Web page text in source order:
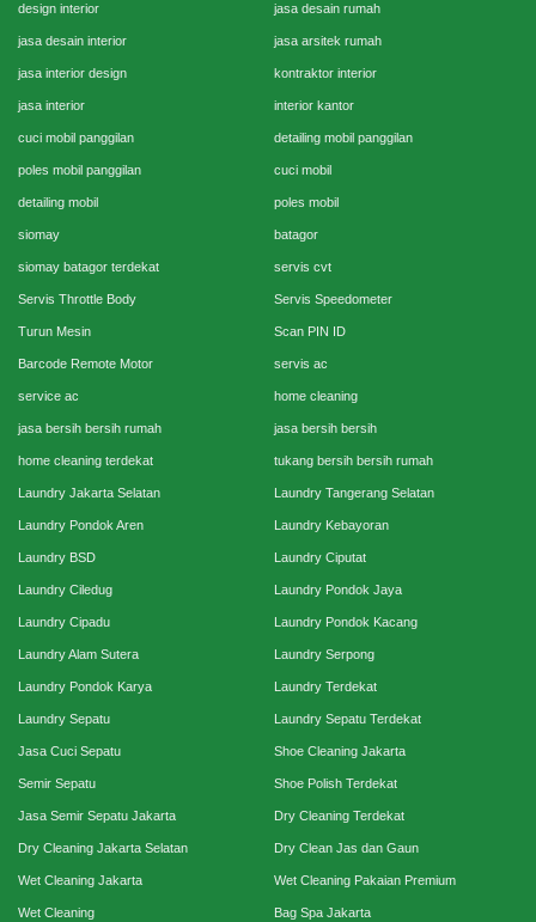
design interior jasa desain rumah
jasa desain interior jasa arsitek rumah
jasa interior design kontraktor interior
jasa interior interior kantor
cuci mobil panggilan detailing mobil panggilan
poles mobil panggilan cuci mobil
detailing mobil poles mobil
siomay batagor
siomay batagor terdekat servis cvt
Servis Throttle Body Servis Speedometer
Turun Mesin Scan PIN ID
Barcode Remote Motor servis ac
service ac home cleaning
jasa bersih bersih rumah jasa bersih bersih
home cleaning terdekat tukang bersih bersih rumah
Laundry Jakarta Selatan Laundry Tangerang Selatan
Laundry Pondok Aren Laundry Kebayoran
Laundry BSD Laundry Ciputat
Laundry Ciledug Laundry Pondok Jaya
Laundry Cipadu Laundry Pondok Kacang
Laundry Alam Sutera Laundry Serpong
Laundry Pondok Karya Laundry Terdekat
Laundry Sepatu Laundry Sepatu Terdekat
Jasa Cuci Sepatu Shoe Cleaning Jakarta
Semir Sepatu Shoe Polish Terdekat
Jasa Semir Sepatu Jakarta Dry Cleaning Terdekat
Dry Cleaning Jakarta Selatan Dry Clean Jas dan Gaun
Wet Cleaning Jakarta Wet Cleaning Pakaian Premium
Wet Cleaning Bag Spa Jakarta